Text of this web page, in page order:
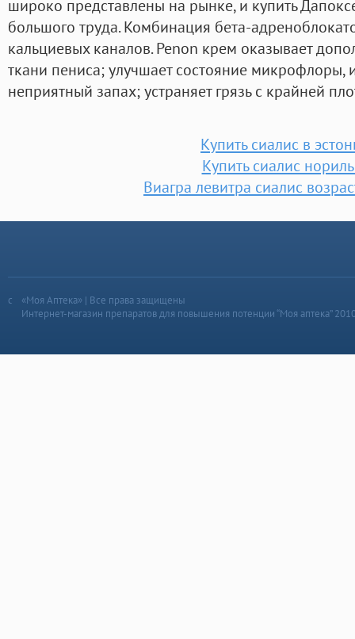
широко представлены на рынке, и купить
большого труда. Комбинация бета-
кальциевых каналов. Penon крем оказывает
ткани пениса; улучшает состояние микрофлоры,
неприятный запах; устраняет грязь с крайней
Купить сиалис в
Купить сиалис
Виагра левитра сиалис
«Моя Аптека» | Все права защищены
Интернет-магазин препаратов для повышения потенции “Моя аптека”